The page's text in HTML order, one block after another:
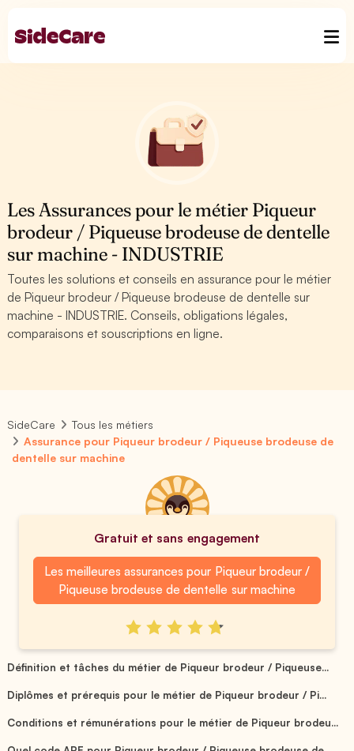
Les Assurances pour le métier Piqueur
brodeur / Piqueuse brodeuse de dentelle
sur machine - INDUSTRIE
Toutes les solutions et conseils en assurance pour le métier
de Piqueur brodeur / Piqueuse brodeuse de dentelle sur
machine - INDUSTRIE. Conseils, obligations légales,
comparaisons et souscriptions en ligne.
SideCare
Tous les métiers
Assurance pour Piqueur brodeur / Piqueuse brodeuse de
dentelle sur machine
Gratuit et sans engagement
Les meilleures assurances pour Piqueur brodeur /
Piqueuse brodeuse de dentelle sur machine
Définition et tâches du métier de Piqueur brodeur / Piqueuse...
Diplômes et prérequis pour le métier de Piqueur brodeur / Pi...
Conditions et rémunérations pour le métier de Piqueur brodeu...